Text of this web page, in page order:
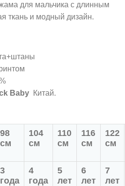
для мальчика с длинным
ткань и модный дизайн.
Baby Китай.
98
см
104
см
110
см
116
см
122
см
3
года
4
года
5
лет
6
лет
7
лет